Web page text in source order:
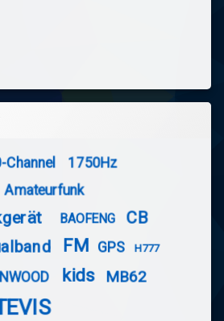
Channel 1750Hz
Amateurfunk
BAOFENG CB
FM GPS H777
kids
MB62